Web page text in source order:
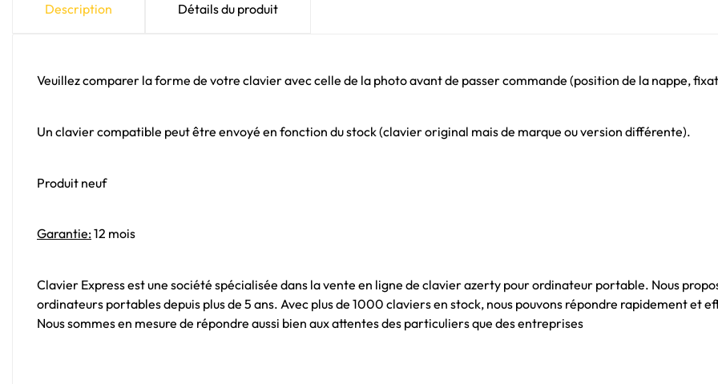
Description Détails du produit
Veuillez comparer la forme de votre clavier avec celle de la photo avant de passer commande (position de la nappe,
Un clavier compatible peut être envoyé en fonction du stock (clavier original mais de marque ou version différente).
Produit neuf
Garantie:12 mois
Clavier Express est une société spécialisée dans la vente en ligne de clavier azerty pour ordinateur portable. Nous
ordinateurs portables depuis plus de 5 ans. Avec plus de 1000 claviers en stock, nous pouvons répondre rapidement et
Nous sommes en mesure de répondre aussi bien aux attentes des particuliers que des entreprises